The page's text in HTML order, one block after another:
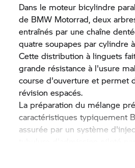
Dans le moteur bicylindre
de BMW Motorrad, deux
entraînés par une chaîne
quatre soupapes par cylindre
Cette distribution à linguets
grande résistance à l'usure
course d'ouverture et permet
révision espacés.
La préparation du mélange
caractéristiques typiquement
assurée par un système
électronique BMS-KP et